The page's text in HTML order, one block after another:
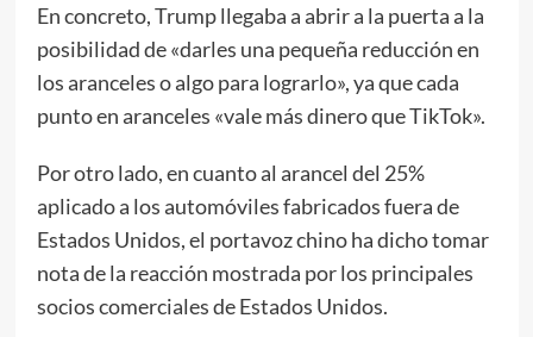
En concreto, Trump llegaba a abrir a la puerta a la
posibilidad de «darles una pequeña reducción en
los aranceles o algo para lograrlo», ya que cada
punto en aranceles «vale más dinero que TikTok».
Por otro lado, en cuanto al arancel del 25%
aplicado a los automóviles fabricados fuera de
Estados Unidos, el portavoz chino ha dicho tomar
nota de la reacción mostrada por los principales
socios comerciales de Estados Unidos.